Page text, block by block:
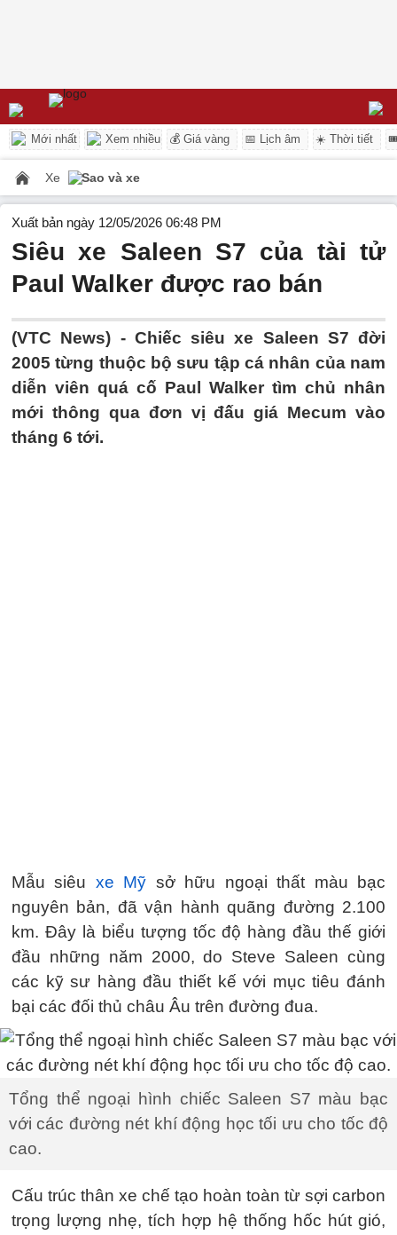
Mới nhất Xem nhiều 💰 Giá vàng 📅 Lịch âm ☀️ Thời tiết
Xe Sao và xe
Xuất bản ngày 12/05/2026 06:48 PM
Siêu xe Saleen S7 của tài tử
Paul Walker được rao bán
(VTC News) - Chiếc siêu xe Saleen S7 đời
2005 từng thuộc bộ sưu tập cá nhân của nam
diễn viên quá cố Paul Walker tìm chủ nhân
mới thông qua đơn vị đấu giá Mecum vào
tháng 6 tới.
Mẫu siêu xe Mỹ sở hữu ngoại thất màu bạc
nguyên bản, đã vận hành quãng đường 2.100
km. Đây là biểu tượng tốc độ hàng đầu thế giới
đầu những năm 2000, do Steve Saleen cùng
các kỹ sư hàng đầu thiết kế với mục tiêu đánh
bại các đối thủ châu Âu trên đường đua.
Tổng thể ngoại hình chiếc Saleen S7 màu bạc
với các đường nét khí động học tối ưu cho tốc độ
cao.
Cấu trúc thân xe chế tạo hoàn toàn từ sợi carbon
trọng lượng nhẹ, tích hợp hệ thống hốc hút gió,